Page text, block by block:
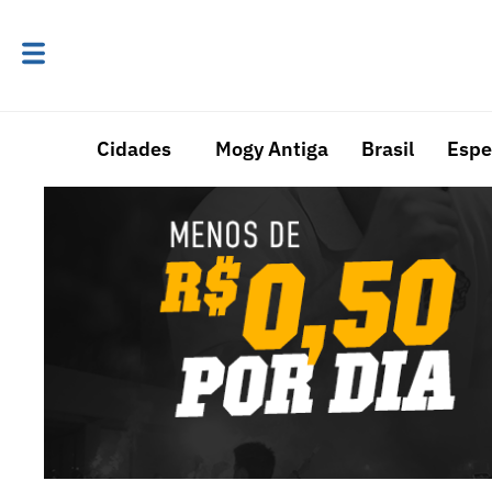
Cidades Mogy Antiga Brasil